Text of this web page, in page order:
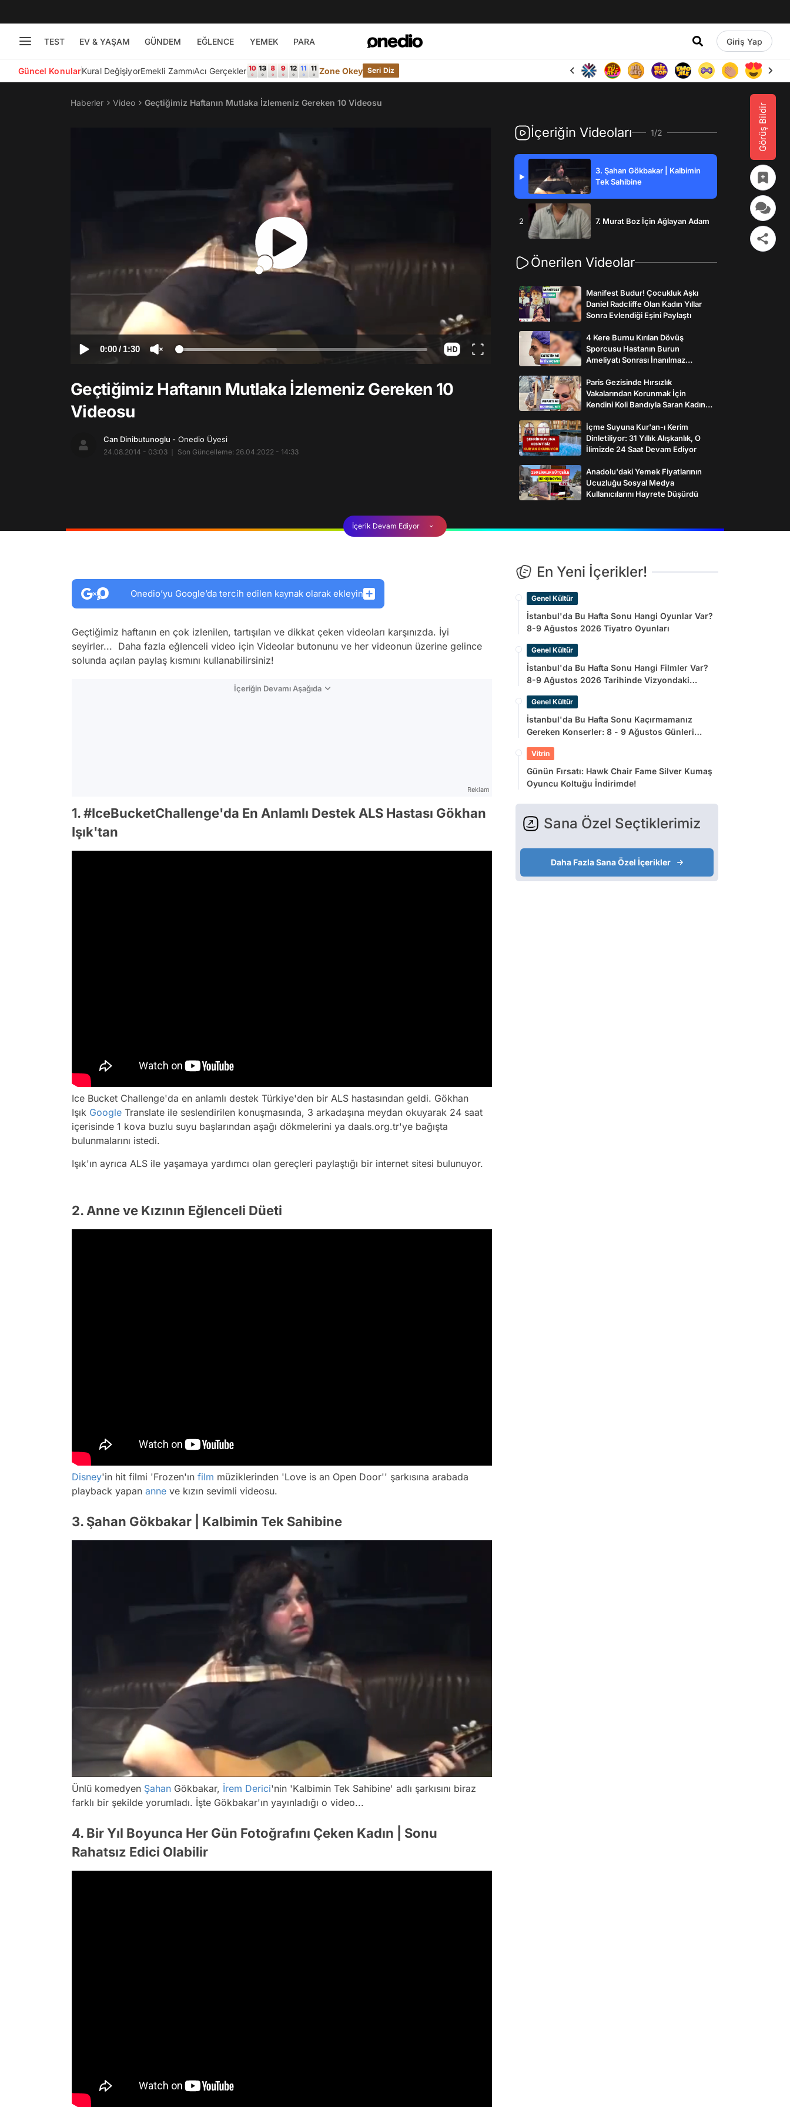
TEST EV & YAŞAM GÜNDEM EĞLENCE YEMEK PARA Giriş Yap
Güncel KonularKural DeğişiyorEmekli ZammıAcı Gerçekler Zone Okey Seri Diz
Görüş Bildir
Haberler Video Geçtiğimiz Haftanın Mutlaka İzlemeniz Gereken 10 Videosu
0:00/ 1:30
Geçtiğimiz Haftanın Mutlaka İzlemeniz Gereken 10
Videosu
Can Dinibutunoglu - Onedio Üyesi
24.08.2014 - 03:03 Son Güncelleme: 26.04.2022 - 14:33
İçeriğin Videoları 1/2
▶
3. Şahan Gökbakar | Kalbimin
Tek Sahibine
2 7. Murat Boz İçin Ağlayan Adam
Önerilen Videolar
Manifest Budur! Çocukluk Aşkı
Daniel Radcliffe Olan Kadın Yıllar
Sonra Evlendiği Eşini Paylaştı
4 Kere Burnu Kırılan Dövüş
Sporcusu Hastanın Burun
Ameliyatı Sonrası İnanılmaz
Paris Gezisinde Hırsızlık
Vakalarından Korunmak İçin
Kendini Koli Bandıyla Saran Kadının
İçme Suyuna Kur'an-ı Kerim
Dinletiliyor: 31 Yıllık Alışkanlık, O
İlimizde 24 Saat Devam Ediyor
Anadolu'daki Yemek Fiyatlarının
Ucuzluğu Sosyal Medya
Kullanıcılarını Hayrete Düşürdü
İçerik Devam Ediyor
Onedio’yu Google’da tercih edilen kaynak olarak ekleyin
Geçtiğimiz haftanın en çok izlenilen, tartışılan ve dikkat çeken videoları karşınızda. İyi
seyirler... Daha fazla eğlenceli video için Videolar butonunu ve her videonun üzerine gelince
solunda açılan paylaş kısmını kullanabilirsiniz!
İçeriğin Devamı Aşağıda
Reklam
1. #IceBucketChallenge'da En Anlamlı Destek ALS Hastası Gökhan
Işık'tan
Ice Bucket Challenge'da en anlamlı destek Türkiye'den bir ALS hastasından geldi. Gökhan
Işık Google Translate ile seslendirilen konuşmasında, 3 arkadaşına meydan okuyarak 24 saat
içerisinde 1 kova buzlu suyu başlarından aşağı dökmelerini ya daals.org.tr'ye bağışta
bulunmalarını istedi.
Işık'ın ayrıca ALS ile yaşamaya yardımcı olan gereçleri paylaştığı bir internet sitesi bulunuyor.
2. Anne ve Kızının Eğlenceli Düeti
Disney'in hit filmi 'Frozen'ın film müziklerinden 'Love is an Open Door'' şarkısına arabada
playback yapan anne ve kızın sevimli videosu.
3. Şahan Gökbakar | Kalbimin Tek Sahibine
/
Ünlü komedyen Şahan Gökbakar, İrem Derici'nin 'Kalbimin Tek Sahibine' adlı şarkısını biraz
farklı bir şekilde yorumladı. İşte Gökbakar'ın yayınladığı o video...
4. Bir Yıl Boyunca Her Gün Fotoğrafını Çeken Kadın | Sonu
Rahatsız Edici Olabilir
En Yeni İçerikler!
Genel Kültür
İstanbul'da Bu Hafta Sonu Hangi Oyunlar Var?
8-9 Ağustos 2026 Tiyatro Oyunları
Genel Kültür
İstanbul'da Bu Hafta Sonu Hangi Filmler Var?
8-9 Ağustos 2026 Tarihinde Vizyondaki
Genel Kültür
İstanbul'da Bu Hafta Sonu Kaçırmamanız
Gereken Konserler: 8 - 9 Ağustos Günleri
Vitrin
Günün Fırsatı: Hawk Chair Fame Silver Kumaş
Oyuncu Koltuğu İndirimde!
Sana Özel Seçtiklerimiz
Daha Fazla Sana Özel İçerikler